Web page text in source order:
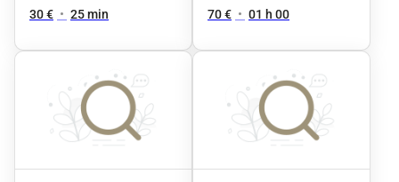
30 € • 25 min 70 € • 01 h 00